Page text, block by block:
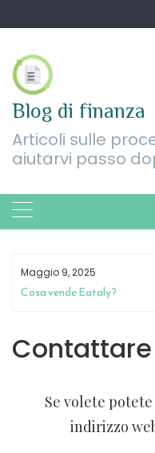
to
Blog di finanza
Articoli sulle
aiutarvi passo
Maggio 9, 2025
Cosa vende Eataly?
Contattare
Se volete
indirizzo